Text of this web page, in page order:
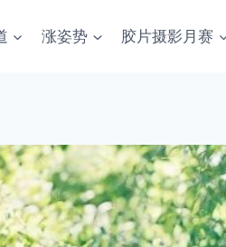
涨姿势 胶片摄影月赛